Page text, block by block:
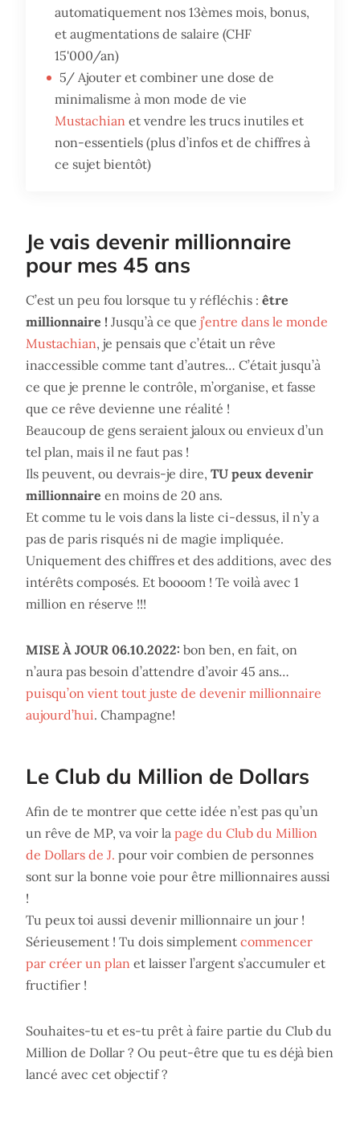
automatiquement nos 13èmes mois, bonus,
et augmentations de salaire (CHF
15'000/an)
5/ Ajouter et combiner une dose de
minimalisme à mon mode de vie
Mustachian et vendre les trucs inutiles et
non-essentiels (plus d’infos et de chiffres à
ce sujet bientôt)
Je vais devenir millionnaire
pour mes 45 ans
C’est un peu fou lorsque tu y réfléchis : être
millionnaire ! Jusqu’à ce que j’entre dans le monde
Mustachian, je pensais que c’était un rêve
inaccessible comme tant d’autres… C’était jusqu’à
ce que je prenne le contrôle, m’organise, et fasse
que ce rêve devienne une réalité !
Beaucoup de gens seraient jaloux ou envieux d’un
tel plan, mais il ne faut pas !
Ils peuvent, ou devrais-je dire, TU peux devenir
millionnaire en moins de 20 ans.
Et comme tu le vois dans la liste ci-dessus, il n’y a
pas de paris risqués ni de magie impliquée.
Uniquement des chiffres et des additions, avec des
intérêts composés. Et boooom ! Te voilà avec 1
million en réserve !!!
MISE À JOUR 06.10.2022: bon ben, en fait, on
n’aura pas besoin d’attendre d’avoir 45 ans…
puisqu’on vient tout juste de devenir millionnaire
aujourd’hui. Champagne!
Le Club du Million de Dollars
Afin de te montrer que cette idée n’est pas qu’un
un rêve de MP, va voir la page du Club du Million
de Dollars de J. pour voir combien de personnes
sont sur la bonne voie pour être millionnaires aussi
!
Tu peux toi aussi devenir millionnaire un jour !
Sérieusement ! Tu dois simplement commencer
par créer un plan et laisser l’argent s’accumuler et
fructifier !
Souhaites-tu et es-tu prêt à faire partie du Club du
Million de Dollar ? Ou peut-être que tu es déjà bien
lancé avec cet objectif ?